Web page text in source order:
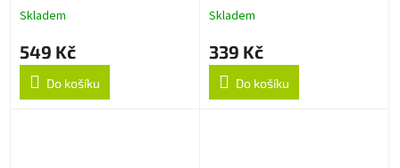
Skladem
549 Kč
Do košíku
Skladem
339 Kč
Do košíku